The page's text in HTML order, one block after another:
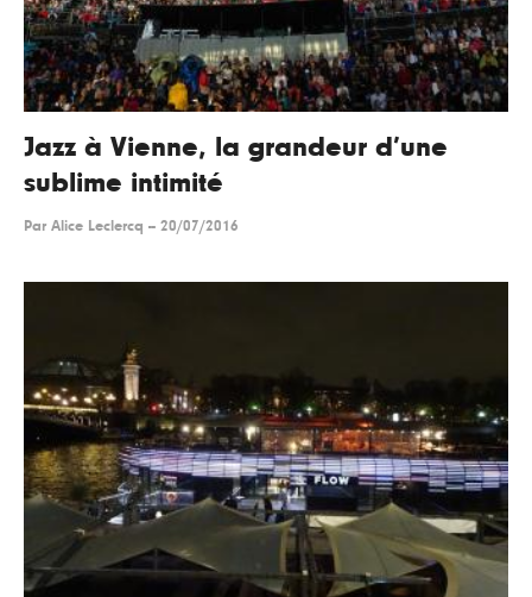
Jazz à Vienne, la grandeur d’une
sublime intimité
Par Alice Leclercq -- 20/07/2016